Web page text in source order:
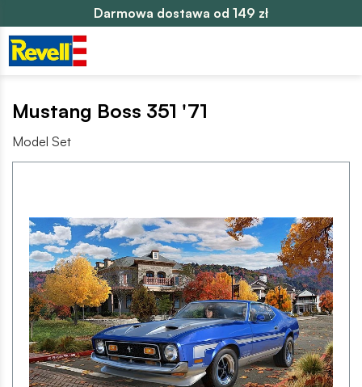
Darmowa dostawa od 149 zł
Mustang Boss 351 '71
Model Set